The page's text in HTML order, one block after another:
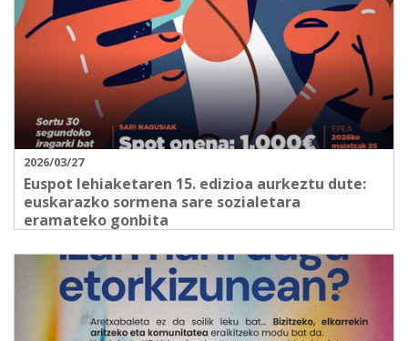
2026/03/27
Euspot lehiaketaren 15. edizioa aurkeztu dute:
euskarazko sormena sare sozialetara
eramateko gonbita